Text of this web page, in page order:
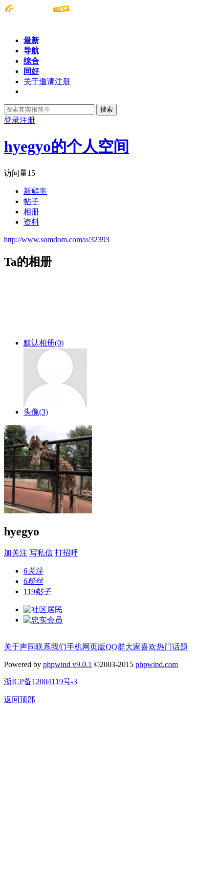
最新
导航
综合
同好
关于邀请注册
搜索
登录注册
hyegyo的个人空间
访问量15
新鲜事
帖子
相册
资料
http://www.somdom.com/u/32393
Ta的相册
默认相册(0)
头像(3)
hyegyo
加关注 写私信 打招呼
6关注
6粉丝
119帖子
关于声同联系我们手机网页版QQ群大家喜欢热门话题
Powered by phpwind v9.0.1 ©2003-2015 phpwind.com
浙ICP备12004119号-3
返回顶部